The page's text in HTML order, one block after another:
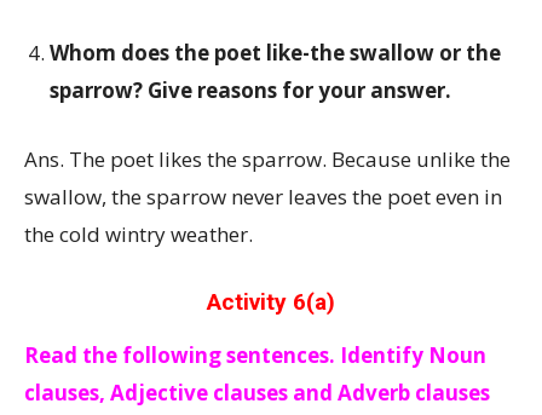
Whom does the poet like-the swallow or the
sparrow? Give reasons for your answer.
Ans. The poet likes the sparrow. Because unlike the
swallow, the sparrow never leaves the poet even in
the cold wintry weather.
Activity 6(a)
Read the following sentences. Identify Noun
clauses, Adjective clauses and Adverb clauses